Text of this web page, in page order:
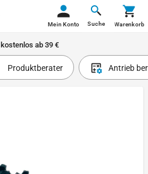
Suche
Mein Konto Warenkorb
kostenlos ab 39 €
Produktberater Antrieb